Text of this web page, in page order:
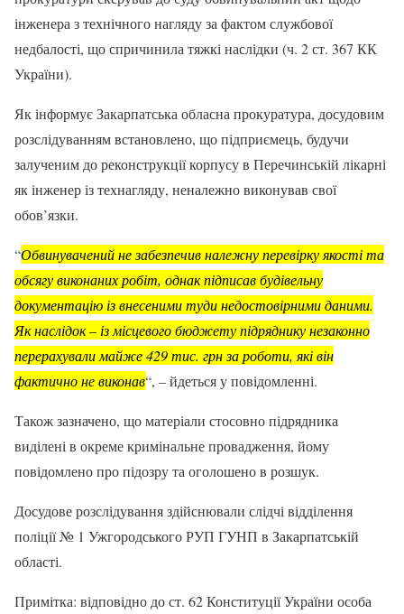
інженера з технічного нагляду за фактом службової
недбалості, що спричинила тяжкі наслідки (ч. 2 ст. 367 КК
України).
Як інформує Закарпатська обласна прокуратура, досудовим
розслідуванням встановлено, що підприємець, будучи
залученим до реконструкції корпусу в Перечинській лікарні
як інженер із технагляду, неналежно виконував свої
обов’язки.
“Обвинувачений не забезпечив належну перевірку якості та
обсягу виконаних робіт, однак підписав будівельну
документацію із внесеними туди недостовірними даними.
Як наслідок – із місцевого бюджету підряднику незаконно
перерахували майже 429 тис. грн за роботи, які він
фактично не виконав“, – йдеться у повідомленні.
Також зазначено, що матеріали стосовно підрядника
виділені в окреме кримінальне провадження, йому
повідомлено про підозру та оголошено в розшук.
Досудове розслідування здійснювали слідчі відділення
поліції № 1 Ужгородського РУП ГУНП в Закарпатській
області.
Примітка: відповідно до ст. 62 Конституції України особа